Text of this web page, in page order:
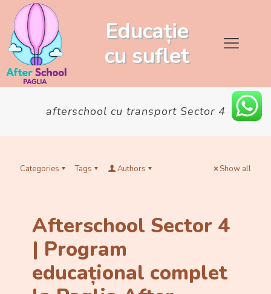
Educație
cu suflet
afterschool cu transport Sector 4
Categories Tags Authors Show all
Afterschool Sector 4
| Program
educațional complet